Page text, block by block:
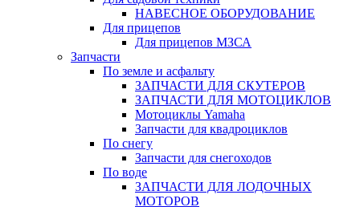
НАВЕСНОЕ ОБОРУДОВАНИЕ
Для прицепов
Для прицепов МЗСА
Запчасти
По земле и асфальту
ЗАПЧАСТИ ДЛЯ СКУТЕРОВ
ЗАПЧАСТИ ДЛЯ МОТОЦИКЛОВ
Мотоциклы Yamaha
Запчасти для квадроциклов
По снегу
Запчасти для снегоходов
По воде
ЗАПЧАСТИ ДЛЯ ЛОДОЧНЫХ
МОТОРОВ